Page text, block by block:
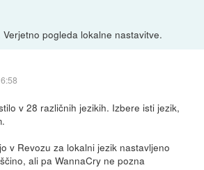
pogleda lokalne nastavitve.
v 28 različnih jezikih. Izbere isti jezik,
v Revozu za lokalni jezik nastavljeno
ali pa WannaCry ne pozna